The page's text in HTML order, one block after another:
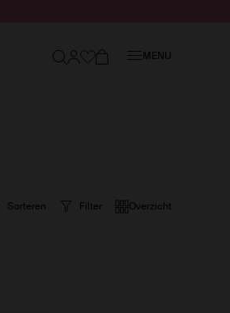
MENU
Filter Overzicht
Sorteren